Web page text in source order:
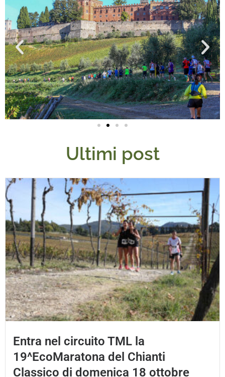
Ultimi post
Entra nel circuito TML la
19^EcoMaratona del Chianti
Classico di domenica 18 ottobre